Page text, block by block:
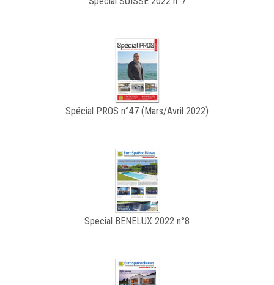
Spécial PROS n°47 (Mars/Avril 2022)
Special BENELUX 2022 n°8